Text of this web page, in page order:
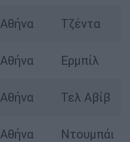
Αθήνα Τζέντα
Αθήνα Ερμπίλ
Αθήνα Τελ Αβίβ
Αθήνα Ντουμπάι